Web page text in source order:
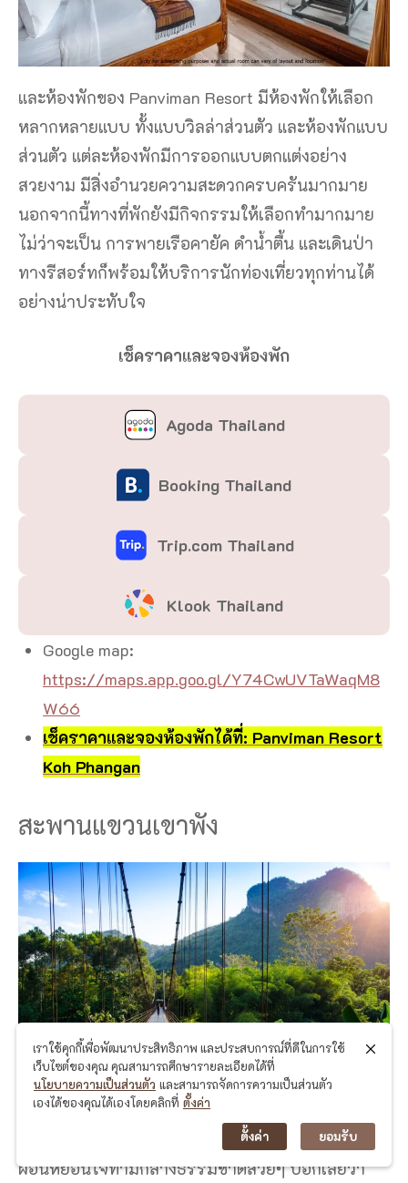
และห้องพักของ Panviman Resort มีห้องพักให้เลือก
หลากหลายแบบ ทั้งแบบวิลล่าส่วนตัว และห้องพักแบบ
ส่วนตัว แต่ละห้องพักมีการออกแบบตกแต่งอย่าง
สวยงาม มีสิ่งอำนวยความสะดวกครบครันมากมาย
นอกจากนี้ทางที่พักยังมีกิจกรรมให้เลือกทำมากมาย
ไม่ว่าจะเป็น การพายเรือคายัค ดำน้ำตื้น และเดินป่า
ทางรีสอร์ทก็พร้อมให้บริการนักท่องเที่ยวทุกท่านได้
อย่างน่าประทับใจ
เช็คราคาและจองห้องพัก
Agoda Thailand
Booking Thailand
Trip.com Thailand
Klook Thailand
Google map:
https://maps.app.goo.gl/Y74CwUVTaWaqM8
W66
เช็คราคาและจองห้องพักได้ที่: Panviman Resort
Koh Phangan
สะพานแขวนเขาพัง
สำหรับนักท่องเที่ยวท่านใดกำลังมองหาสถานที่พัก
ผ่อนหย่อนใจท่ามกลางธรรมชาติสวยๆ บอกเลยว่า
เราใช้คุกกี้เพื่อพัฒนาประสิทธิภาพ และประสบการณ์ที่ดีในการใช้
เว็บไซต์ของคุณ คุณสามารถศึกษารายละเอียดได้ที่
นโยบายความเป็นส่วนตัว และสามารถจัดการความเป็นส่วนตัว
เองได้ของคุณได้เองโดยคลิกที่ ตั้งค่า
ตั้งค่า ยอมรับ